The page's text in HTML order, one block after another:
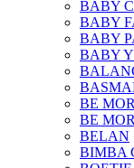
BABY
BABY
BABY
BABY
BE
BE
BELAN
BIMBA